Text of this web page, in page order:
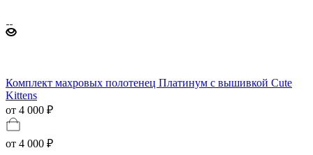
Комплект махровых полотенец Платинум с вышивкой Cute
Kittens
от 4 000 ₽
от 4 000 ₽